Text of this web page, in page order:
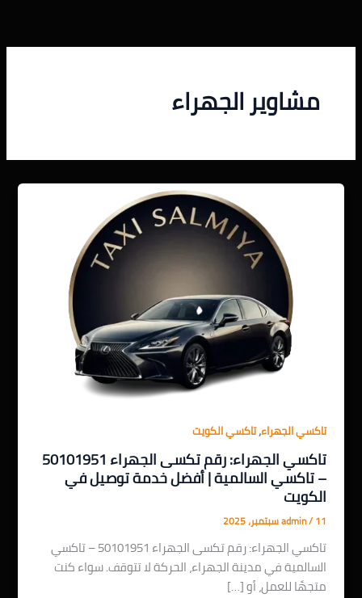
المحتوى
مشاوير الجهراء
تاكسي الجهراء,تاكسي الكويت
تاكسي الجهراء: رقم تكسى الجهراء 50101951
– تاكسي السالمية | أفضل خدمة توصيل في
الكويت
admin/11 سبتمبر، 2025
تاكسي الجهراء: رقم تكسى الجهراء 50101951 – تاكسي
السالمية في مدينة الجهراء، الحركة لا تتوقف. سواء كنت
متجهًا للعمل، أو […]